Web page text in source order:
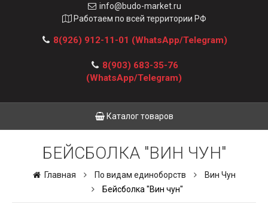
info@budo-market.ru
Работаем по всей территории РФ
8(926) 912-11-01 (WhatsApp/Telegram)
8(903) 683-35-76
(WhatsApp/Telegram)
Каталог товаров
БЕЙСБОЛКА "ВИН ЧУН"
Главная По видам единоборств
Вин Чун
Бейсболка "Вин чун"